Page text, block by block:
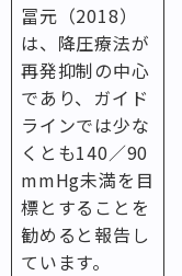
冨元（2018）
は、降圧療法が
再発抑制の中心
であり、ガイド
ラインでは少な
くとも140／90
mmHg未満を目
標とすることを
勧めると報告し
ています。